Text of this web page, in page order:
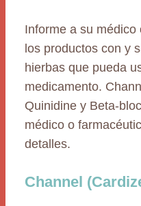
Informe a su
los productos con y
hierbas que pueda
medicamento.
Quinidine y Beta-
médico o
detalles.
Channel